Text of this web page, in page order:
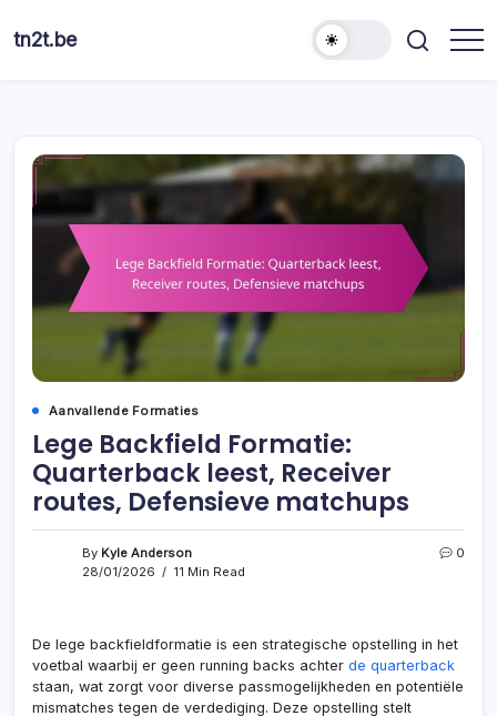
totn2t.be
Aanvallende Formaties
Lege Backfield Formatie:
Quarterback leest, Receiver
routes, Defensieve matchups
By Kyle Anderson
28/01/2026
11 Min Read
0
De lege backfieldformatie is een strategische opstelling in het
voetbal waarbij er geen running backs achter de quarterback
staan, wat zorgt voor diverse passmogelijkheden en potentiële
mismatches tegen de verdediging. Deze opstelling stelt